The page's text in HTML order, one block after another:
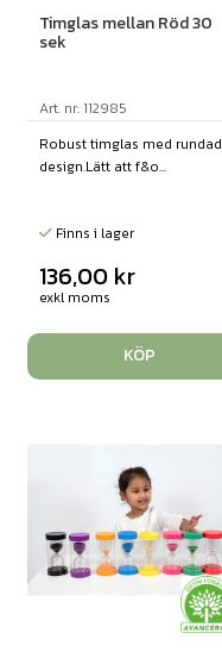
Timglas mellan Röd 30
sek
Art. nr: 112985
Robust timglas med rundad
design.Lätt att f&o...
Finns i lager
136,00 kr
exkl moms
KÖP